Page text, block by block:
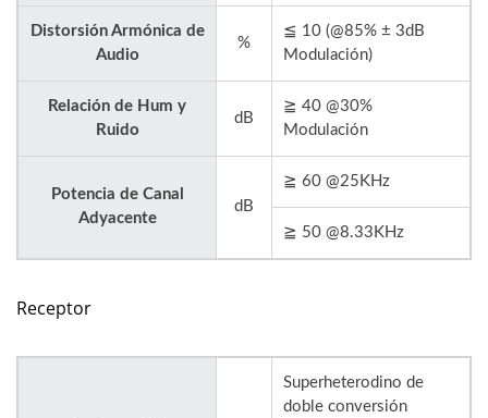
Distorsión Armónica de
Audio
%
≦ 10 (@85% ± 3dB
Modulación)
Relación de Hum y
Ruido
dB
≧ 40 @30%
Modulación
Potencia de Canal
Adyacente
dB
≧ 60 @25KHz
≧ 50 @8.33KHz
Receptor
Superheterodino de
doble conversión